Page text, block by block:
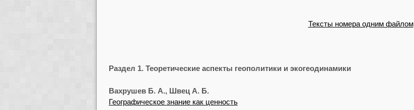
Тексты номера одним файлом
Раздел 1. Теоретические аспекты геополитики и экогеодинамики
Вахрушев Б. А., Швец А. Б.
Географическое знание как ценность